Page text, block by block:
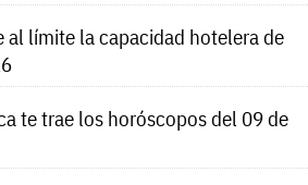
al límite la capacidad hotelera de
te trae los horóscopos del 09 de